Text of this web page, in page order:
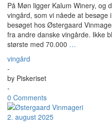
På Møn ligger Kalum Winery, og
vingård, som vi nåede at
besøget hos Østergaard
fra andre danske vingårde. Ikke
største med 70.000 …
vingård
-
by Piskeriset
-
0 Comments
2. august 2025